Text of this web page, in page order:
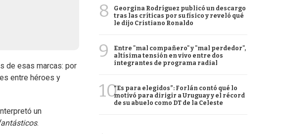
de esas marcas: por
entre héroes y
un
.
8
Georgina Rodríguez publicó un descargo
tras las críticas por su físico y reveló qué
le dijo Cristiano Ronaldo
9
Entre "mal compañero" y "mal perdedor",
altísima tensión en vivo entre dos
integrantes de programa radial
10“Es para elegidos”: Forlán contó qué lo
motivó para dirigir a Uruguay y el récord
de su abuelo como DT de la Celeste